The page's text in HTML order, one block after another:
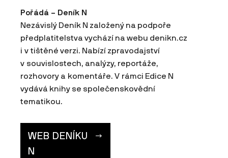
Pořádá – Deník N
Nezávislý Deník N založený na podpoře
předplatitelstva vychází na webu denikn.cz
i v tištěné verzi. Nabízí zpravodajství
v souvislostech, analýzy, reportáže,
rozhovory a komentáře. V rámci Edice N
vydává knihy se společenskovědní
tematikou.
WEB DENÍKU
N